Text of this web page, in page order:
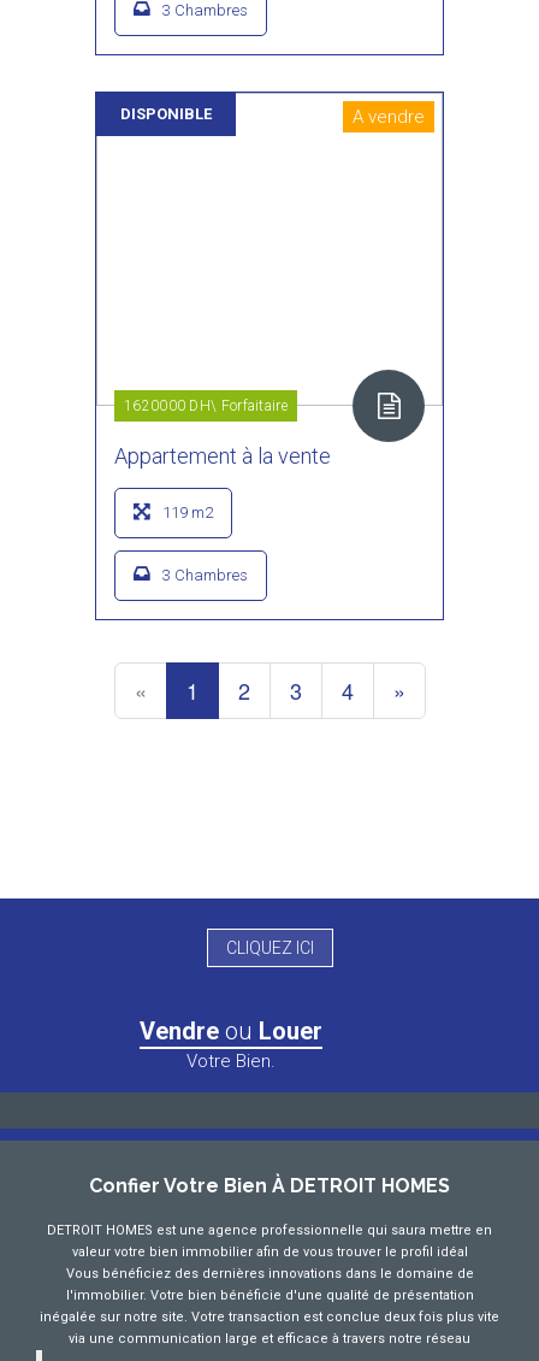
3 Chambres
DISPONIBLE A vendre
1620000 DH\ Forfaitaire
Appartement à la vente
119 m2
3 Chambres
« 1 2 3 4 »
CLIQUEZ ICI
Vendre ou Louer
Votre Bien.
Confier Votre Bien À DETROIT HOMES
DETROIT HOMES est une agence professionnelle qui saura mettre en
valeur votre bien immobilier afin de vous trouver le profil idéal
Vous bénéficiez des dernières innovations dans le domaine de
l'immobilier. Votre bien bénéficie d'une qualité de présentation
inégalée sur notre site. Votre transaction est conclue deux fois plus vite
via une communication large et efficace à travers notre réseau